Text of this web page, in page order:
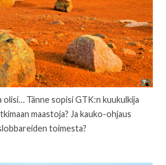
olisi… Tänne sopisi GTK:n kuukulkija
maastoja? Ja kauko-ohjaus
toimesta?